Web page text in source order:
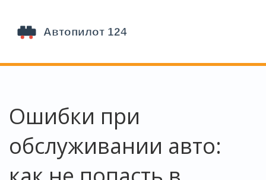
Ошибки при
обслуживании авто: